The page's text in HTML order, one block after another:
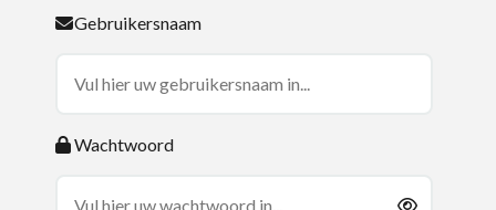
Gebruikersnaam
Wachtwoord